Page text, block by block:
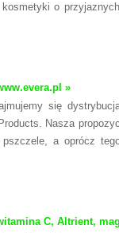
kosmetyki o
»
się
Nasza
a oprócz
C, Altrient,